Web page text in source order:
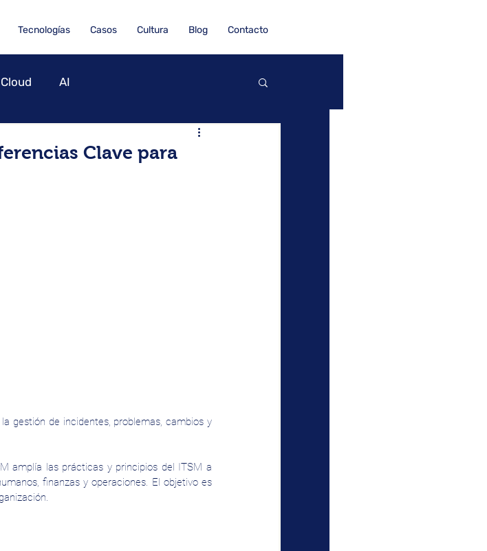
Tecnologías Casos Cultura Blog Contacto
Cloud AI
Clave para
gestión de incidentes, problemas, cambios y
amplía las prácticas y principios del ITSM a
finanzas y operaciones. El objetivo es